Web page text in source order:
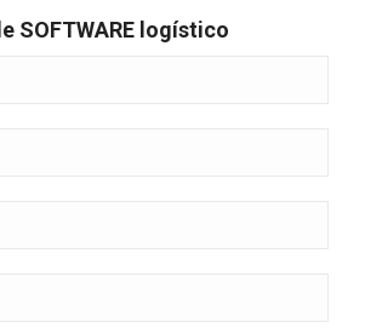
SOFTWARE logístico